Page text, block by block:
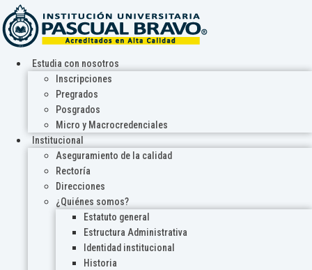
Estudia con nosotros
Inscripciones
Pregrados
Posgrados
Micro y Macrocredenciales
Institucional
Aseguramiento de la calidad
Rectoría
Direcciones
¿Quiénes somos?
Estatuto general
Estructura Administrativa
Identidad institucional
Historia